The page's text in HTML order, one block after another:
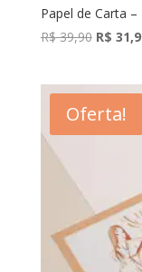
Papel de Carta
R$39,90 O
era:
R$ 39,90.
R$
Oferta!